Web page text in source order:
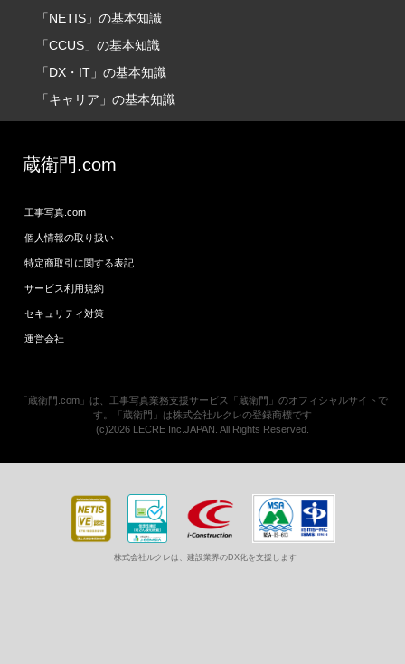
「NETIS」の基本知識
「CCUS」の基本知識
「DX・IT」の基本知識
「キャリア」の基本知識
蔵衛門.com
工事写真.com
個人情報の取り扱い
特定商取引に関する表記
サービス利用規約
セキュリティ対策
運営会社
「蔵衛門.com」は、工事写真業務支援サービス「蔵衛門」のオフィシャルサイトで
す。「蔵衛門」は株式会社ルクレの登録商標です
(c)2026 LECRE Inc.JAPAN. All Rights Reserved.
株式会社ルクレは、建設業界のDX化を支援します